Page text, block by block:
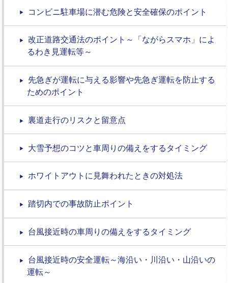
コンビニ駐車場に潜む危険と安全確保のポイント
改正道路交通法のポイント～「ながらスマホ」によ
るわき見運転等～
先急ぎが運転に与える影響や先急ぎ運転を防止する
ためのポイント
裏道走行のリスクと留意点
大雪予想のコツと車周りの備えをするタイミング
ホワイトアウトに見舞われたときの対処法
踏切内での事故防止ポイント
台風接近時の車周りの備えをするタイミング
台風接近時の安全運転～海沿い・川沿い・山沿いの
運転～